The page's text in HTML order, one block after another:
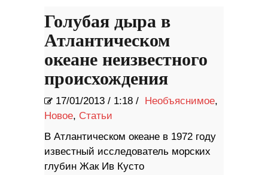
Голубая дыра в
Атлантическом
океане неизвестного
происхождения
17/01/2013 / 1:18 / Необъяснимое,
Новое, Статьи
В Атлантическом океане в 1972 году
известный исследователь морских
глубин Жак Ив Кусто